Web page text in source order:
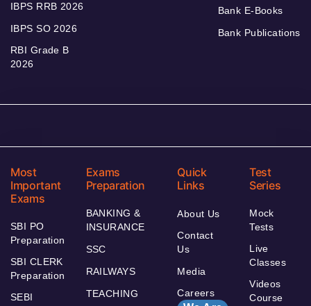
IBPS RRB 2026
IBPS SO 2026
RBI Grade B
2026
Bank E-Books
Bank Publications
Most
Important
Exams
SBI PO
Preparation
SBI CLERK
Preparation
SEBI
Exams
Preparation
BANKING &
INSURANCE
SSC
RAILWAYS
TEACHING
Quick
Links
About Us
Contact
Us
Media
Careers
Test
Series
Mock
Tests
Live
Classes
Videos
Course